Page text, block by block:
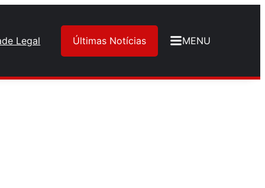
Legal Últimas Notícias MENU